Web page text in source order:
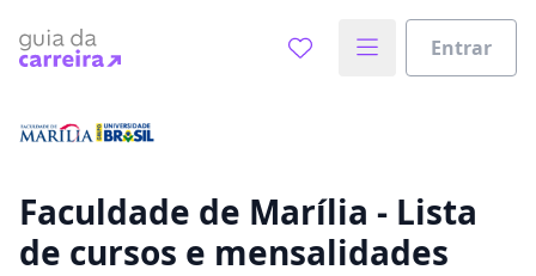
Entrar
Faculdade de Marília - Lista
de cursos e mensalidades